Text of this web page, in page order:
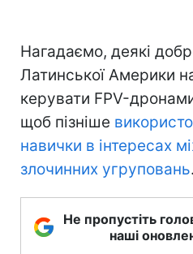
Нагадаємо, деякі
Латинської Америки
керувати FPV-
щоб пізніше
навички в інтересах
злочинних угруповань.
Не пропустіть
наші